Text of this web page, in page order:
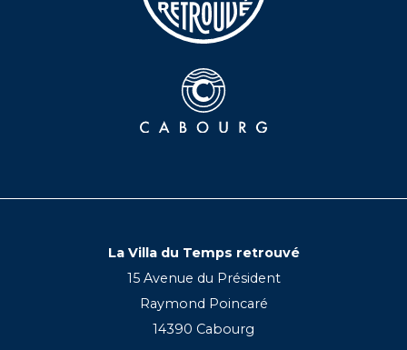
La Villa du Temps retrouvé
15 Avenue du Président
Raymond Poincaré
14390 Cabourg